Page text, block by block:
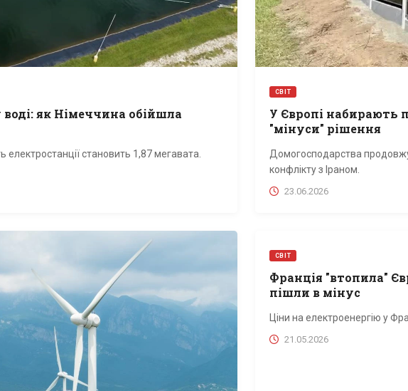
як Німеччина обійшла
становить 1,87 мегавата.
СВІТ
У Європі набирають
"мінуси" рішення
Домогосподарства
конфлікту з Іраном.
23.06.2026
СВІТ
Франція "втопила"
пішли в мінус
Ціни на електроенергію у
21.05.2026